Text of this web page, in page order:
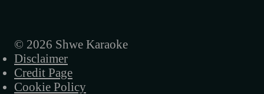
© 2026 Shwe Karaoke
Disclaimer
Credit Page
Cookie Policy